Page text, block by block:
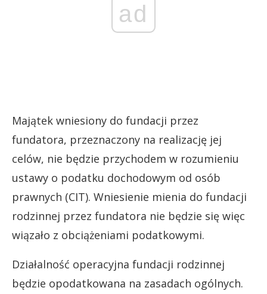
ad
Majątek wniesiony do fundacji przez
fundatora, przeznaczony na realizację jej
celów, nie będzie przychodem w rozumieniu
ustawy o podatku dochodowym od osób
prawnych (CIT). Wniesienie mienia do fundacji
rodzinnej przez fundatora nie będzie się więc
wiązało z obciążeniami podatkowymi.
Działalność operacyjna fundacji rodzinnej
będzie opodatkowana na zasadach ogólnych.